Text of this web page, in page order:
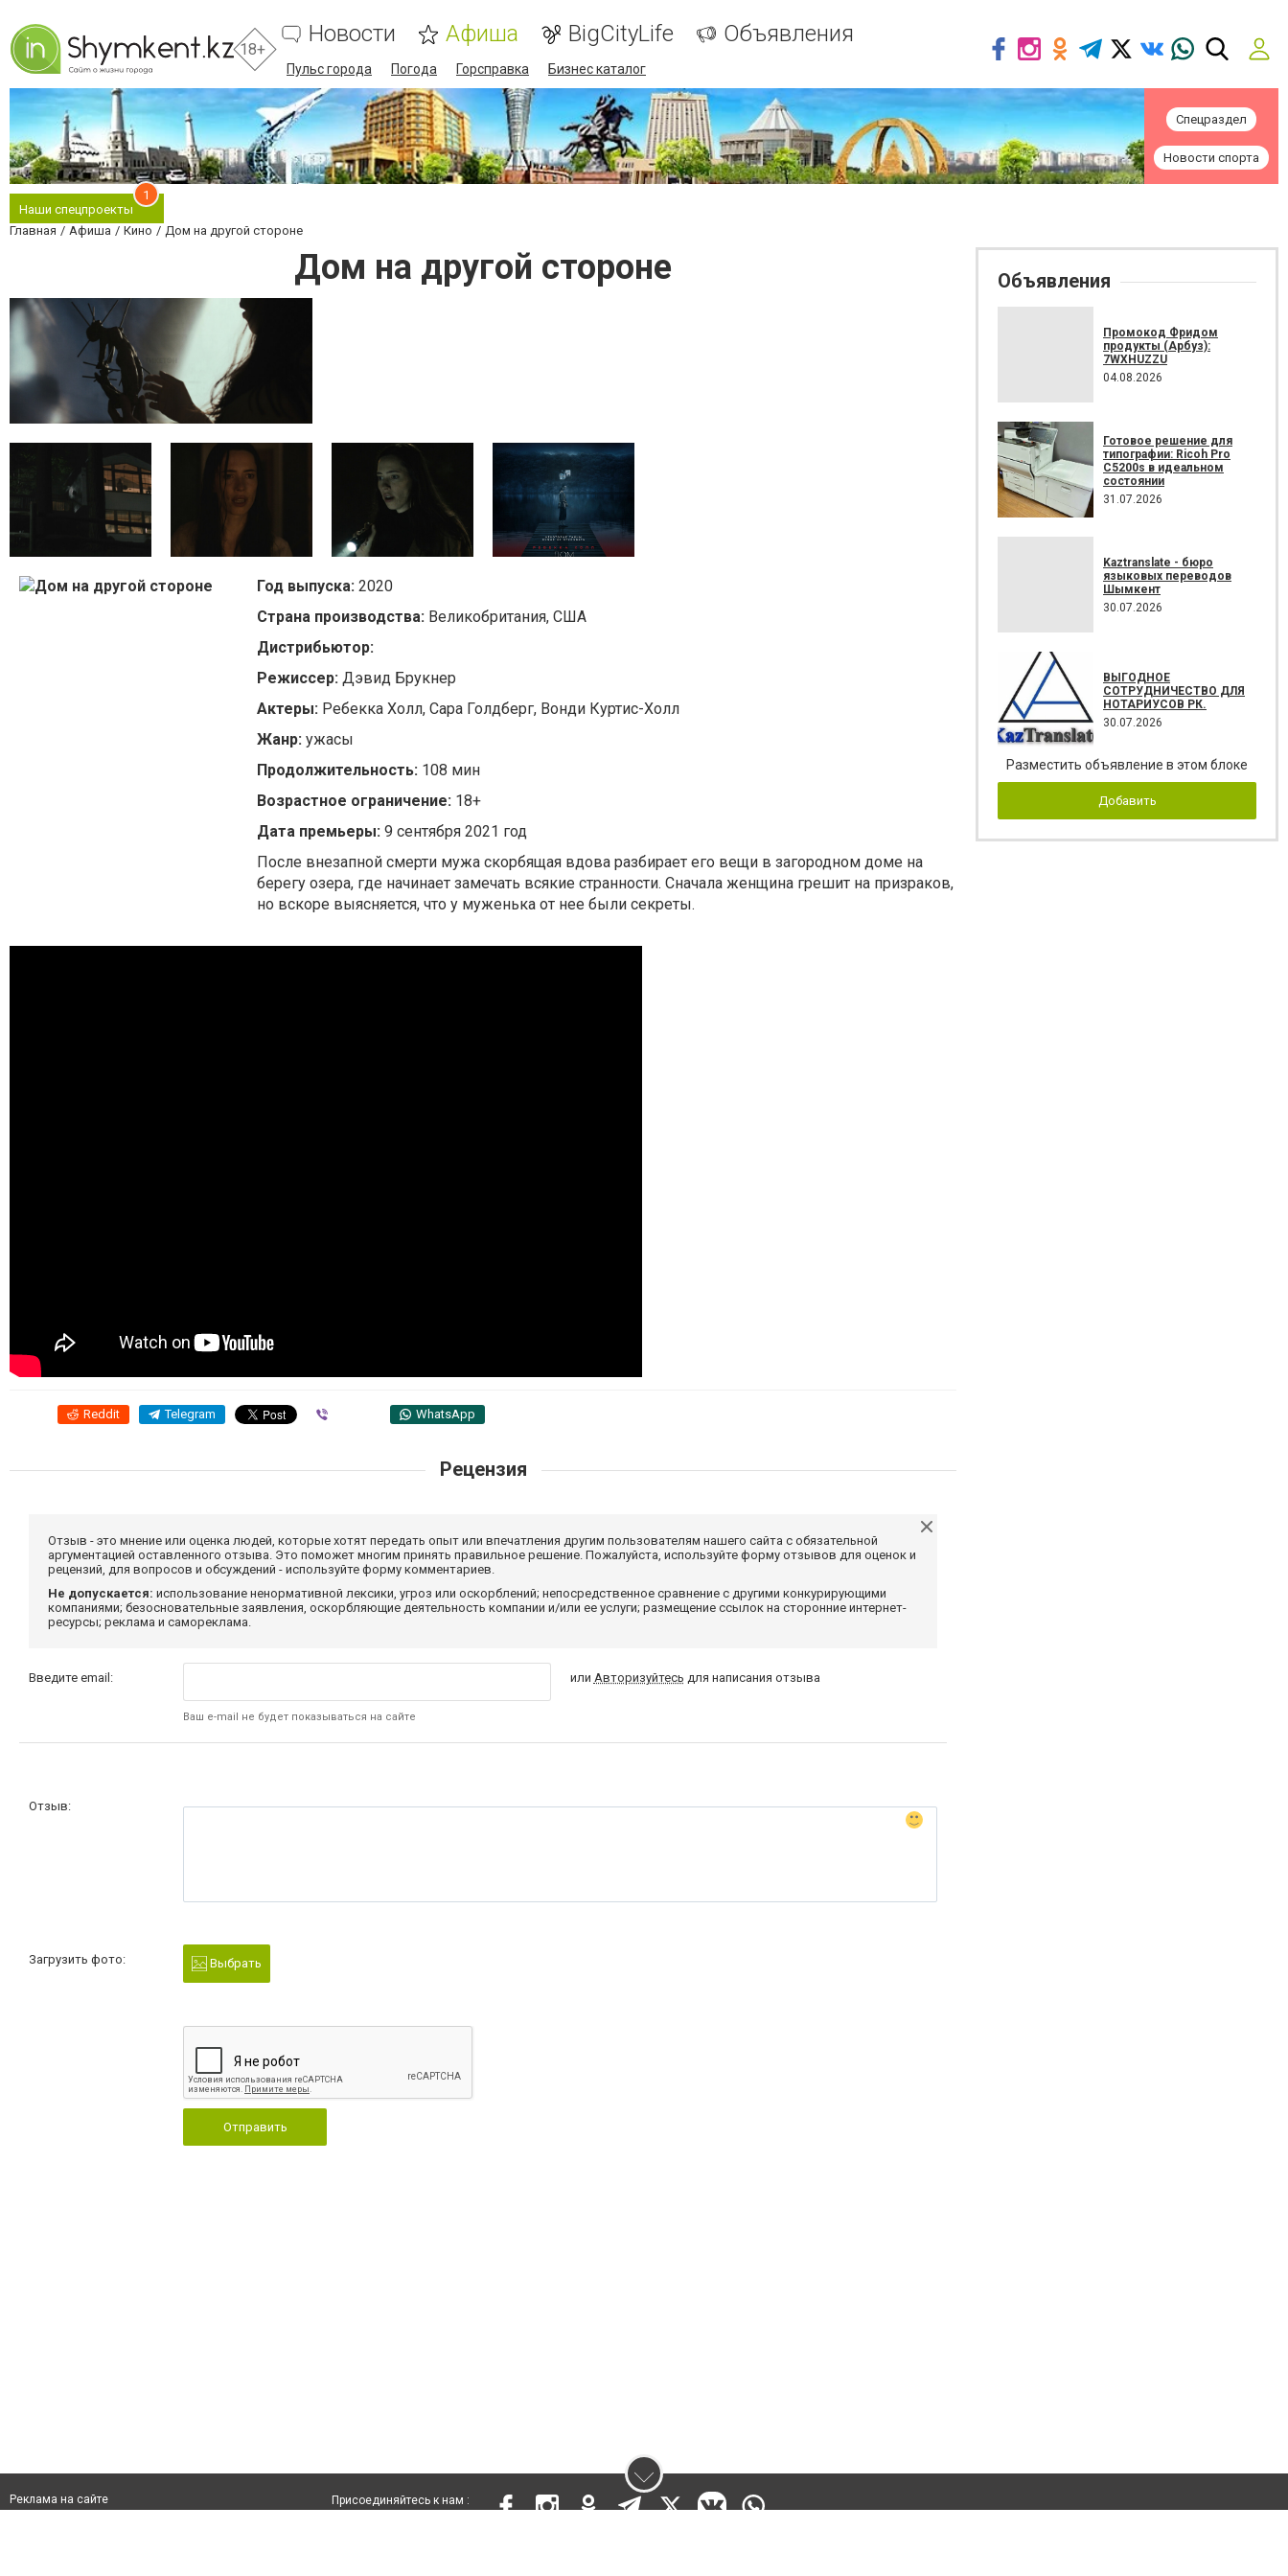
18+
Новости Афиша BigCityLife Объявления
Пульс города Погода Горсправка Бизнес каталог
Спецраздел
Новости спорта
Наши спецпроекты
1
Главная Афиша Кино Дом на другой стороне
Дом на другой стороне
Год выпуска: 2020
Страна производства: Великобритания, США
Дистрибьютор:
Режиссер: Дэвид Брукнер
Актеры: Ребекка Холл, Сара Голдберг, Вонди Куртис-Холл
Жанр: ужасы
Продолжительность: 108 мин
Возрастное ограничение: 18+
Дата премьеры: 9 сентября 2021 год
После внезапной смерти мужа скорбящая вдова разбирает его вещи в загородном доме на
берегу озера, где начинает замечать всякие странности. Сначала женщина грешит на призраков,
но вскоре выясняется, что у муженька от нее были секреты.
Reddit Telegram WhatsApp
Рецензия
Отзыв - это мнение или оценка людей, которые хотят передать опыт или впечатления другим пользователям нашего сайта с обязательной
аргументацией оставленного отзыва. Это поможет многим принять правильное решение. Пожалуйста, используйте форму отзывов для оценок и
рецензий, для вопросов и обсуждений - используйте форму комментариев.
Не допускается: использование ненормативной лексики, угроз или оскорблений; непосредственное сравнение с другими конкурирующими
компаниями; безосновательные заявления, оскорбляющие деятельность компании и/или ее услуги; размещение ссылок на сторонние интернет-
ресурсы; реклама и самореклама.
Введите email:
Ваш e-mail не будет показываться на сайте
или Авторизуйтесь для написания отзыва
Отзыв:
Загрузить фото: Выбрать
Отправить
Объявления
Промокод Фридом
продукты (Арбуз):
7WXHUZZU
04.08.2026
Готовое решение для
типографии: Ricoh Pro
C5200s в идеальном
состоянии
31.07.2026
Kaztranslate - бюро
языковых переводов
Шымкент
30.07.2026
ВЫГОДНОЕ
СОТРУДНИЧЕСТВО ДЛЯ
НОТАРИУСОВ РК.
30.07.2026
Разместить объявление в этом блоке
Добавить
Реклама на сайте
Присоединяйтесь к нам :